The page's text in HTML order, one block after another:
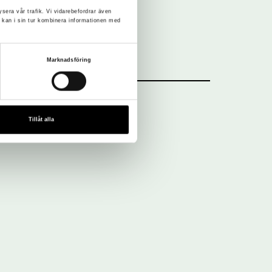
vår trafik. Vi vidarebefordrar även
i sin tur kombinera informationen med
Marknadsföring
Tillåt alla